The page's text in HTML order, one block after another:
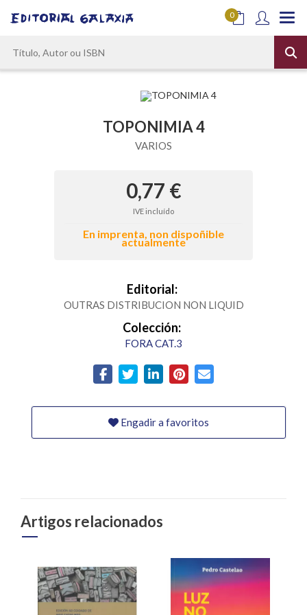
0
TOPONIMIA 4
VARIOS
0,77 €
IVE incluído
En imprenta, non dispoñible
actualmente
Editorial:
OUTRAS DISTRIBUCION NON LIQUID
Colección:
FORA CAT.3
Engadir a favoritos
Artigos relacionados